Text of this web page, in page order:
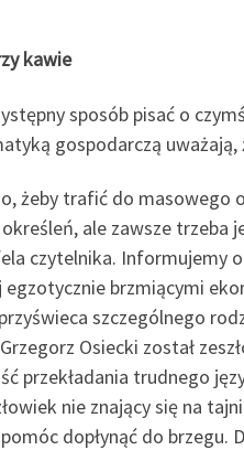
kawie
sposób pisać o
gospodarczą
żeby trafić do masowego
ale zawsze trzeba
czytelnika. Informujemy
brzmiącymi
szczególnego
Osiecki został
przekładania trudnego
nie znający się na
dopłynąć do brzegu.